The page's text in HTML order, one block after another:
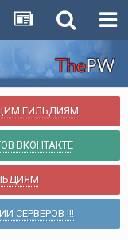
ГИЛЬДИЯМ
ВКОНТАКТЕ
СЕРВЕРОВ !!!